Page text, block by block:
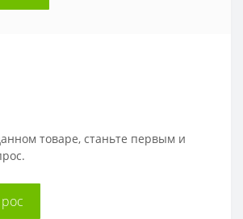
товаре, станьте первым и